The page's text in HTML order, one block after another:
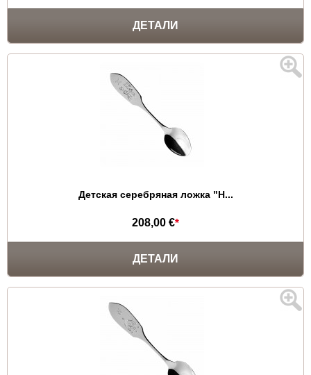
ДЕТАЛИ
Детская серебряная ложка "Н...
208,00 €*
ДЕТАЛИ